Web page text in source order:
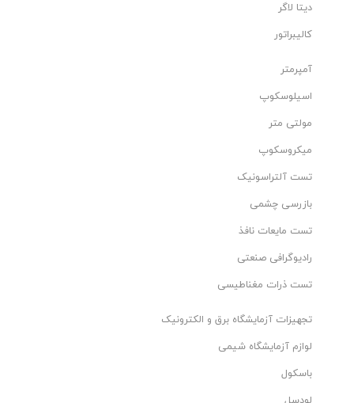
دیتا لاگر
کالیبراتور
آمپرمتر
اسیلوسکوپ
مولتی متر
میکروسکوپ
تست آلتراسونیک
بازرسی چشمی
تست مایعات نافذ
رادیوگرافی صنعتی
تست ذرات مغناطیسی
تجهیزات آزمایشگاه برق و الکترونیک
لوازم آزمایشگاه شیمی
باسکول